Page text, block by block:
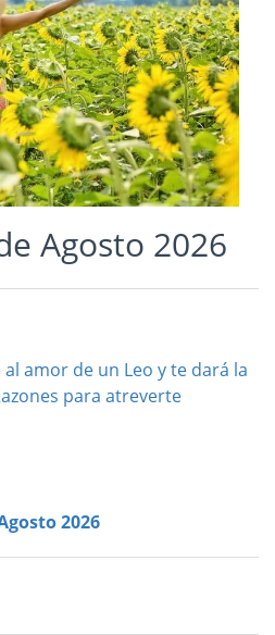
Agosto 2026
amor de un Leo y te dará la
para atreverte
2026